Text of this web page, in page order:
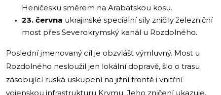
Heničesku směrem na Arabatskou kosu.
23. června ukrajinské speciální síly zničily železniční
most přes Severokrymský kanál u Rozdolného.
Poslední jmenovaný cíl je obzvlášť výmluvný. Most u
Rozdolného nesloužil jen lokální dopravě, šlo o trasu
zásobující ruská uskupení na jižní frontě i vnitřní
vojenskou infrastrukturu Krymu. Jeho zničení ukazuje,